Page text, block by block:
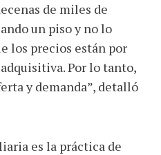
de miles de
un piso y no lo
los precios están por
Por lo tanto,
y demanda”, detalló
es la práctica de